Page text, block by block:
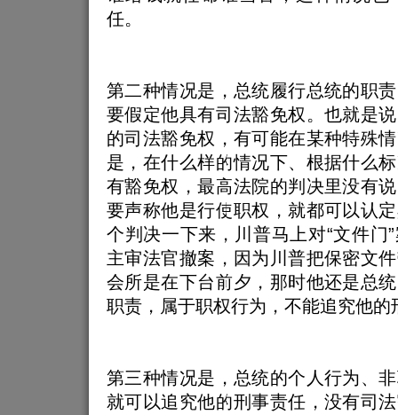
任。
第二种情况是，总统履行总统的职
要假定他具有司法豁免权。也就是
的司法豁免权，有可能在某种特殊
是，在什么样的情况下、根据什么
有豁免权，最高法院的判决里没有
要声称他是行使职权，就都可以认
个判决一下来，川普马上对“文件门
主审法官撤案，因为川普把保密文
会所是在下台前夕，那时他还是总
职责，属于职权行为，不能追究他的
第三种情况是，总统的个人行为、
就可以追究他的刑事责任，没有司